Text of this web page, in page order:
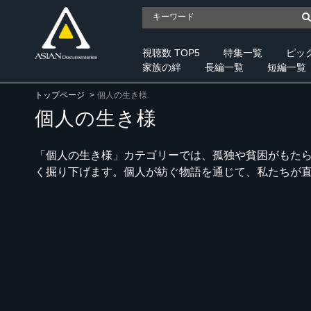
視聴数 TOP5 特集一覧
ピッ
家族の絆
長編一覧 短編一覧
トップページ 個人の生き様
個人の生き様
「個人の生き様」カテゴリーでは、孤独や貧困がも
く掘り下げます。個人が紡ぐ物語を通じて、私たちが